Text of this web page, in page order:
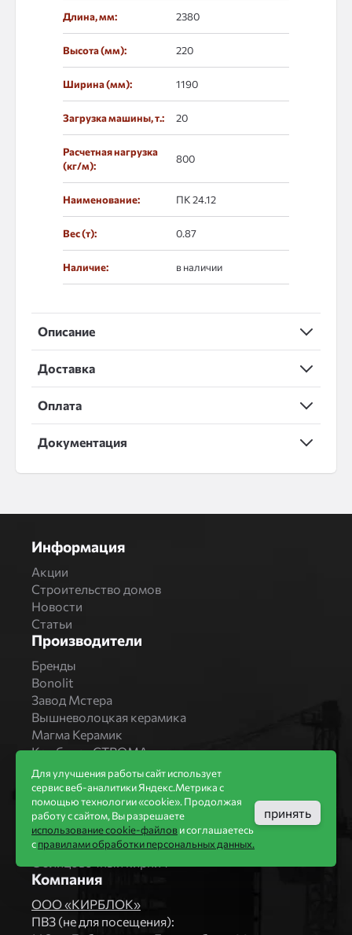
Длина, мм: 2380
Высота (мм): 220
Ширина (мм): 1190
Загрузка машины, т.: 20
Расчетная нагрузка
(кг/м):
800
Наименование: ПК 24.12
Вес (т): 0.87
Наличие: в наличии
Описание
Доставка
Оплата
Документация
Информация
Акции
Строительство домов
Новости
Статьи
Производители
Бренды
Bonolit
Завод Мстера
Вышневолоцкая керамика
Магма Керамик
Комбинат СТРОМА
Вяземский кирпичный завод
Продукция
Каталог
Блоки Bonolit
Строительный кирпич
Компания
ООО «КИРБЛОК»
ПВЗ (не для посещения):
Для улучшения работы сайт использует
сервис веб-аналитики Яндекс.Метрика с
помощью технологии «cookie». Продолжая
работу с сайтом, Вы разрешаете
использование cookie-файлови соглашаетесь
справилами обработки персональных данных.
принять